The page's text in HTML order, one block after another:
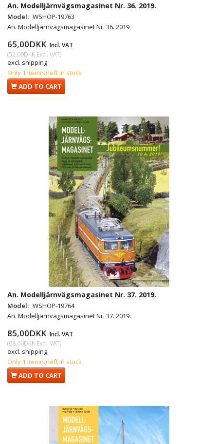
An. Modelljärnvägsmagasinet Nr. 36. 2019.
Model: WSHOP-19763
An. Modelljärnvägsmagasinet Nr. 36. 2019.
65,00DKK Incl. VAT
(52,00DKK Excl. VAT)
excl. shipping
Only 1 item(s) left in stock
ADD TO CART
An. Modelljärnvägsmagasinet Nr. 37. 2019.
Model: WSHOP-19764
An. Modelljärnvägsmagasinet Nr. 37. 2019.
85,00DKK Incl. VAT
(68,00DKK Excl. VAT)
excl. shipping
Only 1 item(s) left in stock
ADD TO CART